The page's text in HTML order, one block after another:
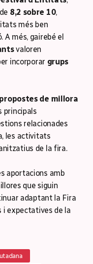
8,2 sobre 10,
més ben
A més, gairebé el
valoren
incorporar grups
de millora
principals
relacionades
les activitats
de la fira.
aportacions amb
que siguin
adaptant la Fira
i expectatives de la